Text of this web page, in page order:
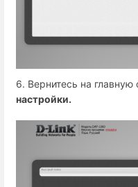
6. Вернитесь на главную
настройки.